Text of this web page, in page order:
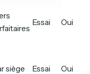
Essai Oui
siège Essai Oui